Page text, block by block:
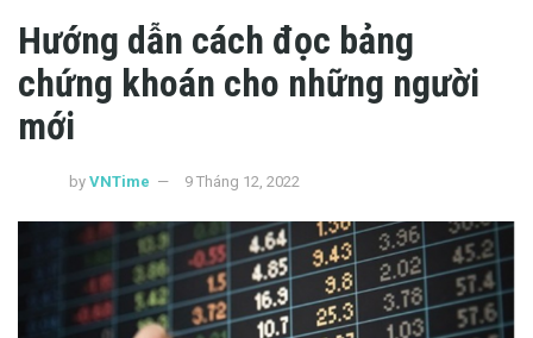
Hướng dẫn cách đọc bảng
chứng khoán cho những người
mới
by VNTime 9 Tháng 12, 2022